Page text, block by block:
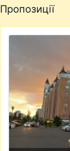
Пропозиції